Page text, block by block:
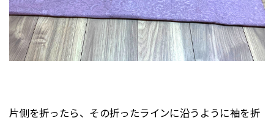
片側を折ったら、その折ったラインに沿うように袖を折